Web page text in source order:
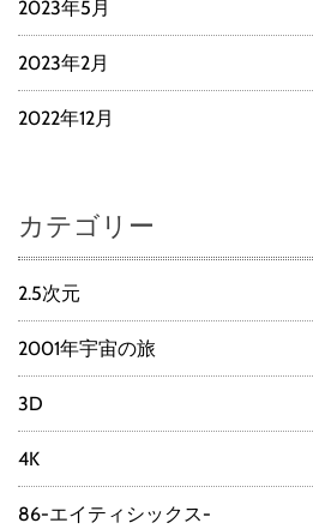
2023年5月
2023年2月
2022年12月
カテゴリー
2.5次元
2001年宇宙の旅
3D
4K
86-エイティシックス-